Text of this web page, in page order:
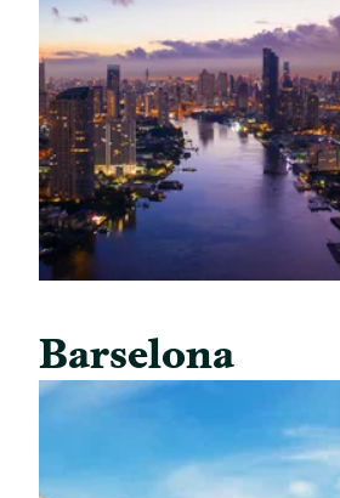
Barselona